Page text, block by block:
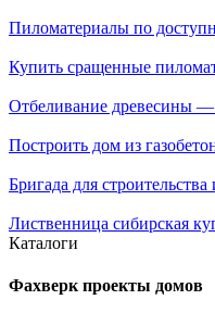
Пиломатериалы по
Купить сращенные
Отбеливание древесины —
Построить дом из
Бригада для строительства
Лиственница сибирская
Каталоги
Фахверк проекты домов